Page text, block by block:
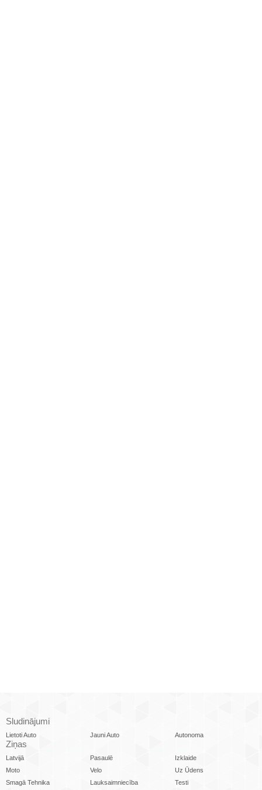
Sludinājumi
Lietoti Auto Jauni Auto Autonoma
Ziņas
Latvijā Pasaulē
Izklaide
Moto
Velo
Uz Ūdens
Smagā Tehnika
Lauksaimniecība
Testi